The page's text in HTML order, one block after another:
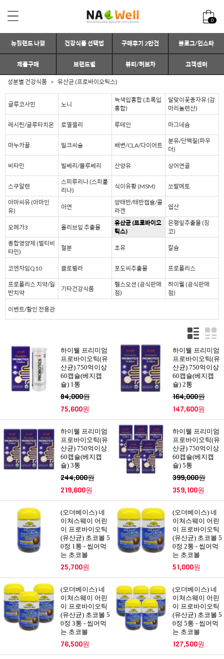
0
뉴질랜드 나웰 건강식품 선택법 구매후기 2만건 블로그/인스타
제품구매 브랜드별 뷰티/허브차 고객센터
성분별 건강식품 유산균 (프로바이오틱스)
글루코사민 노니
녹색입홍합 (초록입
홍합)
달맞이꽃종자유 (감
마리놀렌산)
레시틴/글루타치온 로열젤리 루테인 마그네슘
마누카꿀 밀크씨슬 배변/CLA/다이어트
분유/단백질(파우
더)
비타민 빌베리/블루베리 산양유 상어연골
스쿠알렌
스피루리나 (스피룰
리나)
식이유황 (MSM) 쏘팔메토
아마씨유 (아마인
유)
아연
양태반/태반캡슐/콜
라겐
엽산
오메가3 올리브잎 추출물
유산균 (프로바이오
틱스)
은행잎추출물 (징
코)
종합영양제 (멀티비
타민)
철분 초유 칼슘
코엔자임Q10 클로렐라 포도씨추출물 프로폴리스
프로폴리스 치약/일
반치약
기타건강식품
헬스오션 (공식판매
점)
하이웰 (공식판매
점)
이벤트/할인 전용관
하이웰 프리미엄
프로바이오틱(유
산균) 750억이상
60캡슐(베지캡
슐) 1통
84,000원
75,600원
하이웰 프리미엄
프로바이오틱(유
산균) 750억이상
60캡슐(베지캡
슐) 2통
164,000원
147,600원
하이웰 프리미엄
프로바이오틱(유
산균) 750억이상
60캡슐(베지캡
슐) 3통
244,000원
219,600원
하이웰 프리미엄
프로바이오틱(유
산균) 750억이상
60캡슐(베지캡
슐) 5통
399,000원
359,100원
(오더베이스) 네
이쳐스웨이 어린
이 프로바이오틱
(유산균) 초코볼 5
0정 1통 - 씹어먹
는 초코볼
25,700원
(오더베이스) 네
이쳐스웨이 어린
이 프로바이오틱
(유산균) 초코볼 5
0정 2통 - 씹어먹
는 초코볼
51,000원
(오더베이스) 네
이쳐스웨이 어린
이 프로바이오틱
(유산균) 초코볼 5
0정 3통 - 씹어먹
는 초코볼
76,500원
(오더베이스) 네
이쳐스웨이 어린
이 프로바이오틱
(유산균) 초코볼 5
0정 5통 - 씹어먹
는 초코볼
127,500원